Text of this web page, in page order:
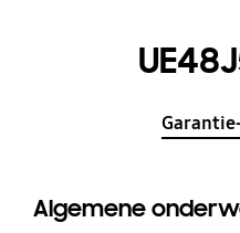
Algemene